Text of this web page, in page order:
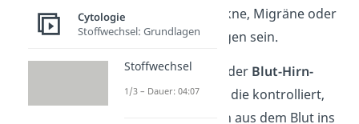
Krankheiten wie Akne, Migräne oder
Gelenkentzündungen sein.
Zudem sind sie an der Blut-Hirn-
Schrankebeteiligt, die kontrolliert,
welche Substanzen aus dem Blut ins
Cytologie
Stoffwechsel: Grundlagen
Stoffwechsel
1/3 – Dauer: 04:07